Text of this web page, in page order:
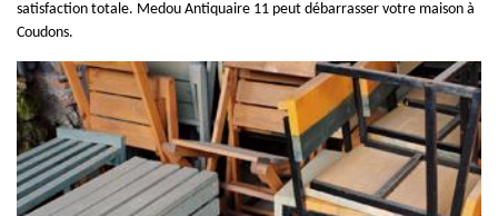
satisfaction totale. Medou Antiquaire 11 peut débarrasser votre maison à
Coudons.